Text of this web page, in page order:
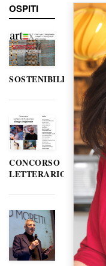
OSPITI
SOSTENIBILITÀ
CONCORSO
LETTERARIO